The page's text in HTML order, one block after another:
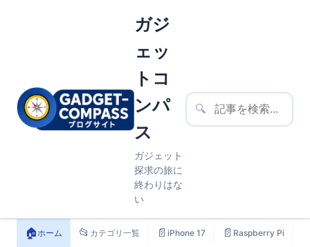
ガジ
ェッ
トコ
ンパ
ス
ガジェット
探求の旅に
終わりはな
い
🔍
🏠ホーム 📂 カテゴリ一覧 📄 iPhone 17 📄 Raspberry Pi